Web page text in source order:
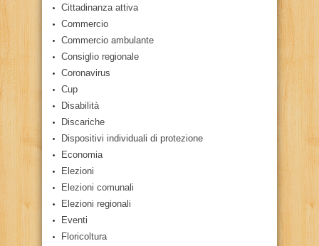
Cittadinanza attiva
Commercio
Commercio ambulante
Consiglio regionale
Coronavirus
Cup
Disabilità
Discariche
Dispositivi individuali di protezione
Economia
Elezioni
Elezioni comunali
Elezioni regionali
Eventi
Floricoltura